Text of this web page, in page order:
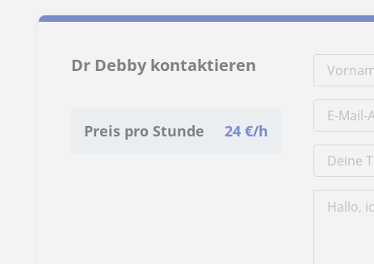
Dr Debby kontaktieren
Preis pro Stunde 24 €/h